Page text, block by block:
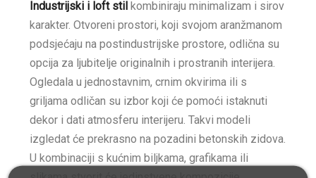
Industrijski i loft stil kombiniraju minimalizam i sirov
karakter. Otvoreni prostori, koji svojom aranžmanom
podsjećaju na postindustrijske prostore, odlična su
opcija za ljubitelje originalnih i prostranih interijera.
Ogledala u jednostavnim, crnim okvirima ili s
griljama odličan su izbor koji će pomoći istaknuti
dekor i dati atmosferu interijeru. Takvi modeli
izgledat će prekrasno na pozadini betonskih zidova.
U kombinaciji s kućnim biljkama, grafikama ili